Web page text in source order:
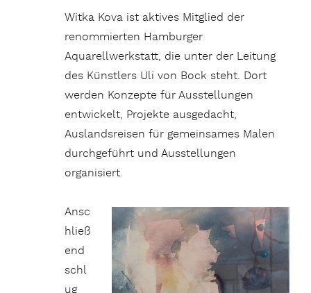
Witka Kova ist aktives Mitglied der
renommierten Hamburger
Aquarellwerkstatt, die unter der Leitung
des Künstlers Uli von Bock steht. Dort
werden Konzepte für Ausstellungen
entwickelt, Projekte ausgedacht,
Auslandsreisen für gemeinsames Malen
durchgeführt und Ausstellungen
organisiert.
Ansc
hließ
end
schl